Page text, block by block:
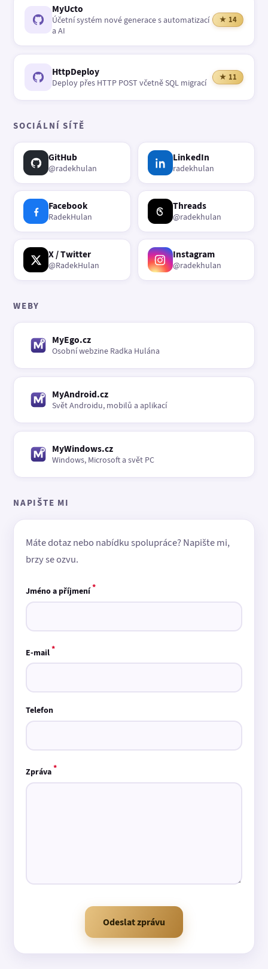
MyUcto
Účetní systém nové generace s automatizací
a AI
★ 14
HttpDeploy
Deploy přes HTTP POST včetně SQL migrací
★ 11
SOCIÁLNÍ SÍTĚ
GitHub
@radekhulan
LinkedIn
radekhulan
Facebook
RadekHulan
Threads
@radekhulan
X / Twitter
@RadekHulan
Instagram
@radekhulan
WEBY
MyEgo.cz
Osobní webzine Radka Hulána
MyAndroid.cz
Svět Androidu, mobilů a aplikací
MyWindows.cz
Windows, Microsoft a svět PC
NAPIŠTE MI
Máte dotaz nebo nabídku spolupráce? Napište mi,
brzy se ozvu.
Jméno a příjmení*
E-mail*
Telefon
Zpráva*
Odeslat zprávu